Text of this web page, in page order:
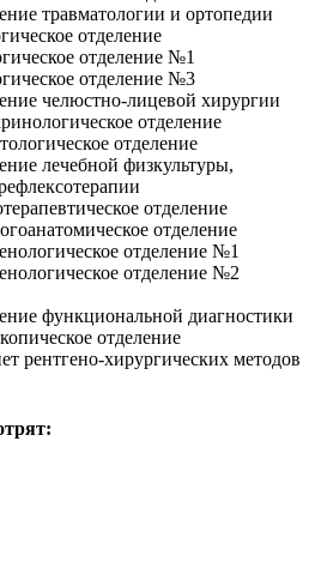
травматологии и ортопедии
отделение
отделение №1
отделение №3
челюстно-лицевой хирургии
отделение
отделение
лечебной физкультуры,
отделение
отделение
отделение №1
отделение №2
функциональной диагностики
отделение
рентгено-хирургических методов